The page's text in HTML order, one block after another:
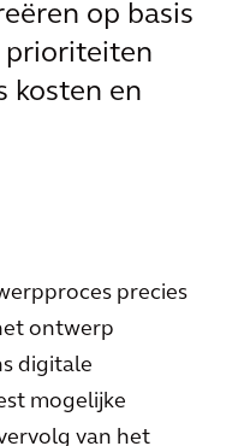
op basis
prioriteiten
kosten en
precies
ontwerp
digitale
mogelijke
van het